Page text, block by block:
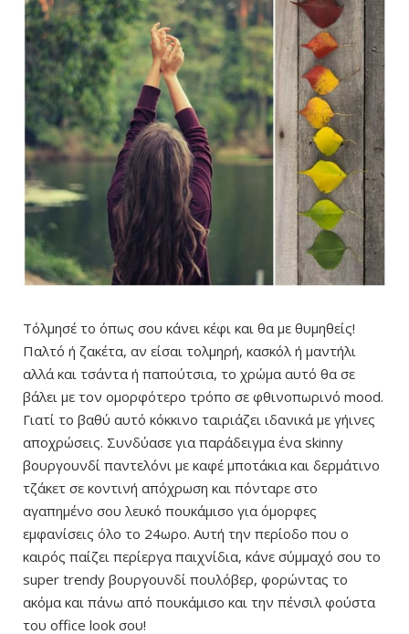
Τόλμησέ το όπως σου κάνει κέφι και θα με θυμηθείς!
Παλτό ή ζακέτα, αν είσαι τολμηρή, κασκόλ ή μαντήλι
αλλά και τσάντα ή παπούτσια, το χρώμα αυτό θα σε
βάλει με τον ομορφότερο τρόπο σε φθινοπωρινό mood.
Γιατί το βαθύ αυτό κόκκινο ταιριάζει ιδανικά με γήινες
αποχρώσεις. Συνδύασε για παράδειγμα ένα skinny
βουργουνδί παντελόνι με καφέ μποτάκια και δερμάτινο
τζάκετ σε κοντινή απόχρωση και πόνταρε στο
αγαπημένο σου λευκό πουκάμισο για όμορφες
εμφανίσεις όλο το 24ωρο. Αυτή την περίοδο που ο
καιρός παίζει περίεργα παιχνίδια, κάνε σύμμαχό σου το
super trendy βουργουνδί πουλόβερ, φορώντας το
ακόμα και πάνω από πουκάμισο και την πένσιλ φούστα
του office look σου!